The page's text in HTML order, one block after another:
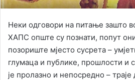
Неки одговори на питање зашто
ХАПС опште су познати, попут
позориште мјесто сусрета –
глумаца и публике, прошлости и
је пролазно и непосредно –